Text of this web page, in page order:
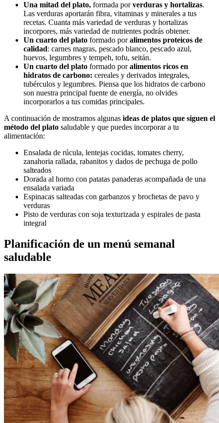
Una mitad del plato, formada porverduras y hortalizas.
Las verduras aportarán fibra, vitaminas y minerales a tus
recetas. Cuanta más variedad de verduras y hortalizas
incorpores, más variedad de nutrientes podrás obtener.
Un cuarto del plato formado poralimentos proteicos de
calidad: carnes magras, pescado blanco, pescado azul,
huevos, legumbres y tempeh, tofu, seitán.
Un cuarto del plato formado poralimentos ricos en
hidratos de carbono: cereales y derivados integrales,
tubérculos y legumbres. Piensa que los hidratos de carbono
son nuestra principal fuente de energía, no olvides
incorporarlos a tus comidas principales.
A continuación de mostramos algunas ideas de platos que siguen el
método del plato saludable y que puedes incorporar a tu
alimentación:
Ensalada de rúcula, lentejas cocidas, tomates cherry,
zanahoria rallada, rabanitos y dados de pechuga de pollo
salteados
Dorada al horno con patatas panaderas acompañada de una
ensalada variada
Espinacas salteadas con garbanzos y brochetas de pavo y
verduras
Pisto de verduras con soja texturizada y espirales de pasta
integral
Planificación de un menú semanal
saludable